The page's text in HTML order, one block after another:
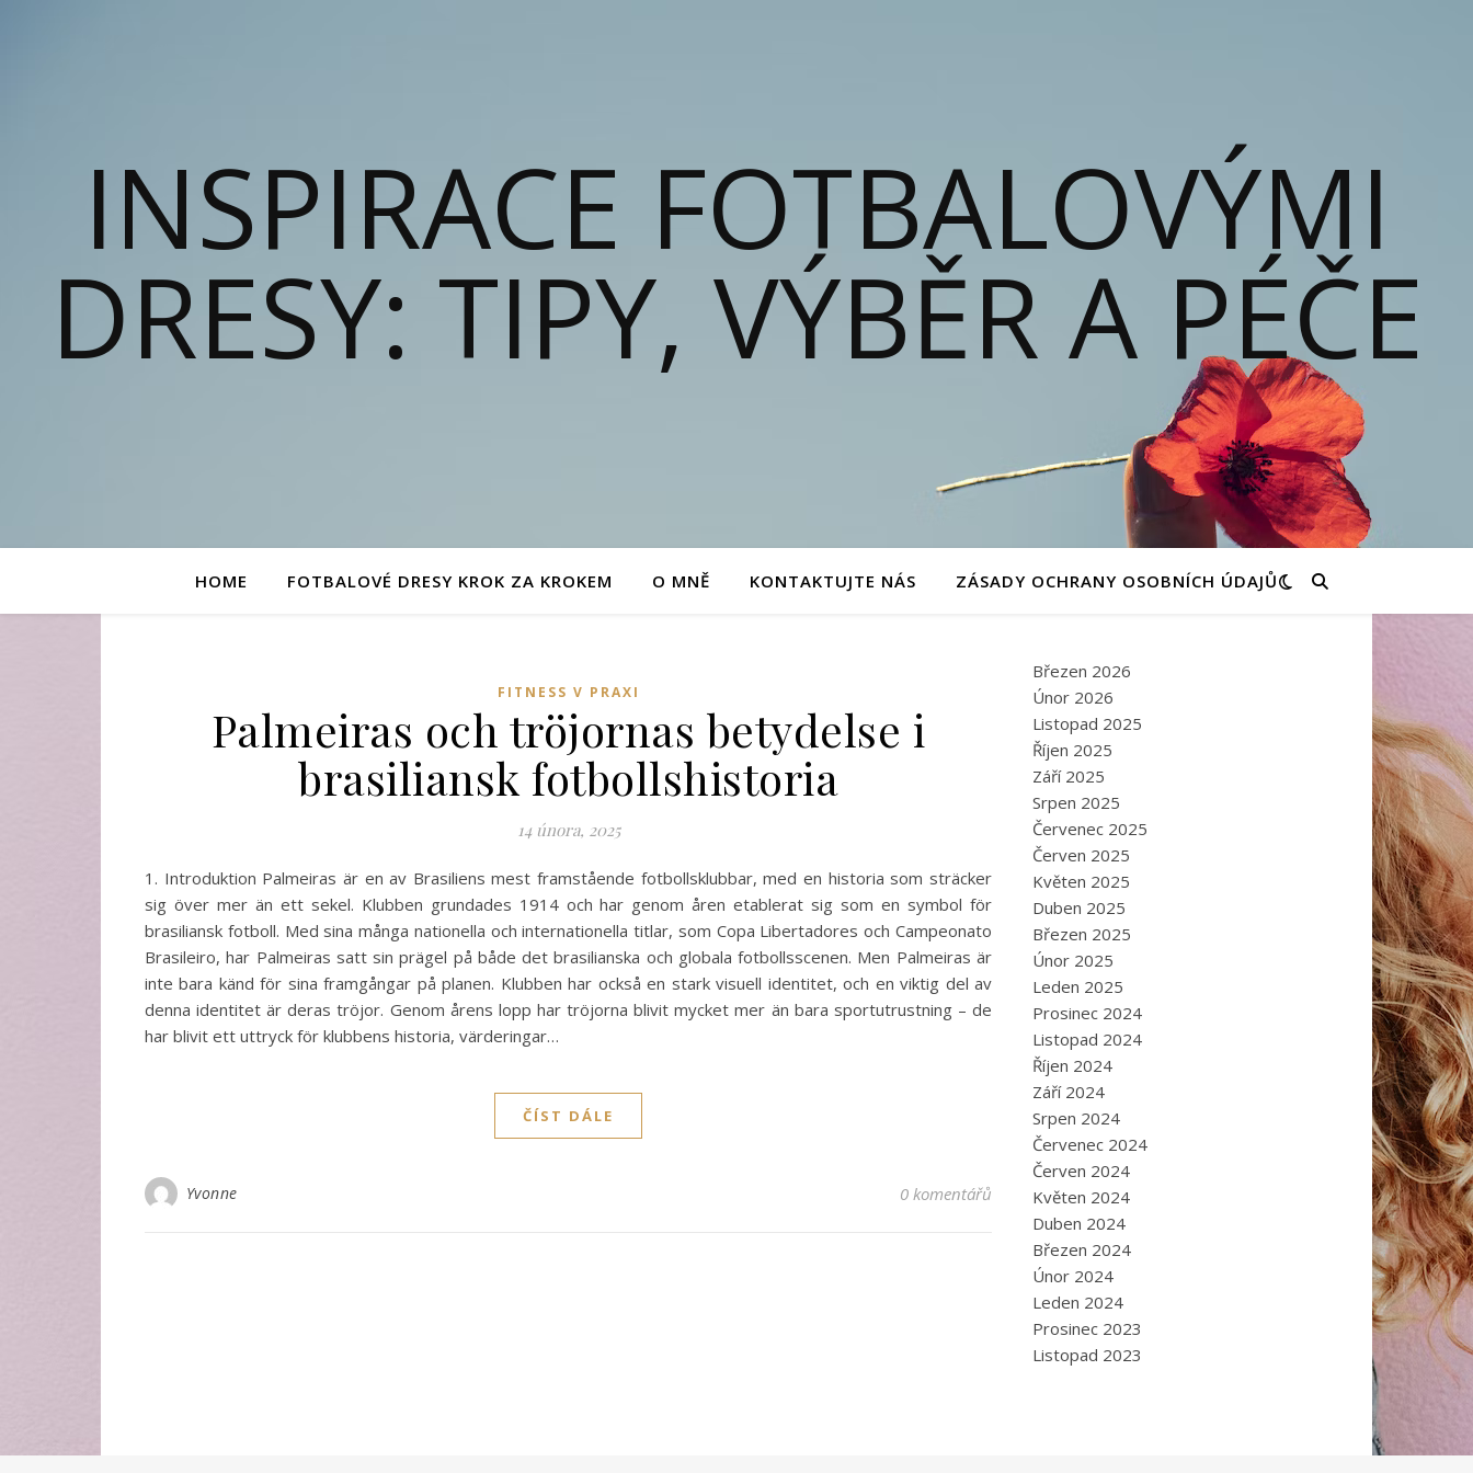
INSPIRACE FOTBALOVÝMI
DRESY: TIPY, VÝBĚR A PÉČE
HOME FOTBALOVÉ DRESY KROK ZA KROKEM O MNĚ KONTAKTUJTE NÁS ZÁSADY OCHRANY OSOBNÍCH ÚDAJŮ
FITNESS V PRAXI
Palmeiras och tröjornas betydelse i
brasiliansk fotbollshistoria
14 února, 2025
1. Introduktion Palmeiras är en av Brasiliens mest framstående fotbollsklubbar, med en historia som sträcker
sig över mer än ett sekel. Klubben grundades 1914 och har genom åren etablerat sig som en symbol för
brasiliansk fotboll. Med sina många nationella och internationella titlar, som Copa Libertadores och Campeonato
Brasileiro, har Palmeiras satt sin prägel på både det brasilianska och globala fotbollsscenen. Men Palmeiras är
inte bara känd för sina framgångar på planen. Klubben har också en stark visuell identitet, och en viktig del av
denna identitet är deras tröjor. Genom årens lopp har tröjorna blivit mycket mer än bara sportutrustning – de
har blivit ett uttryck för klubbens historia, värderingar…
ČÍST DÁLE
Yvonne 0 komentářů
Březen 2026
Únor 2026
Listopad 2025
Říjen 2025
Září 2025
Srpen 2025
Červenec 2025
Červen 2025
Květen 2025
Duben 2025
Březen 2025
Únor 2025
Leden 2025
Prosinec 2024
Listopad 2024
Říjen 2024
Září 2024
Srpen 2024
Červenec 2024
Červen 2024
Květen 2024
Duben 2024
Březen 2024
Únor 2024
Leden 2024
Prosinec 2023
Listopad 2023